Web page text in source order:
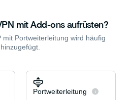
mit Add-ons aufrüsten?
mit Portweiterleitung wird häufig
hinzugefügt.
Portweiterleitung